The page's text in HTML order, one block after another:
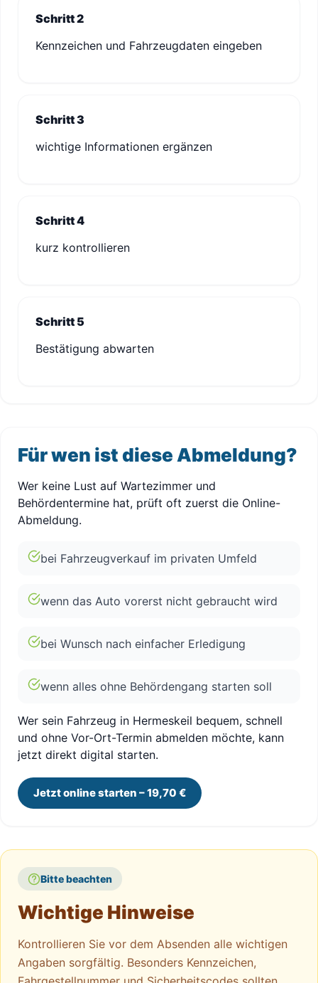
Schritt 2
Kennzeichen und Fahrzeugdaten eingeben
Schritt 3
wichtige Informationen ergänzen
Schritt 4
kurz kontrollieren
Schritt 5
Bestätigung abwarten
Für wen ist diese Abmeldung?
Wer keine Lust auf Wartezimmer und
Behördentermine hat, prüft oft zuerst die Online-
Abmeldung.
bei Fahrzeugverkauf im privaten Umfeld
wenn das Auto vorerst nicht gebraucht wird
bei Wunsch nach einfacher Erledigung
wenn alles ohne Behördengang starten soll
Wer sein Fahrzeug in Hermeskeil bequem, schnell
und ohne Vor-Ort-Termin abmelden möchte, kann
jetzt direkt digital starten.
Jetzt online starten – 19,70 €
Bitte beachten
Wichtige Hinweise
Kontrollieren Sie vor dem Absenden alle wichtigen
Angaben sorgfältig. Besonders Kennzeichen,